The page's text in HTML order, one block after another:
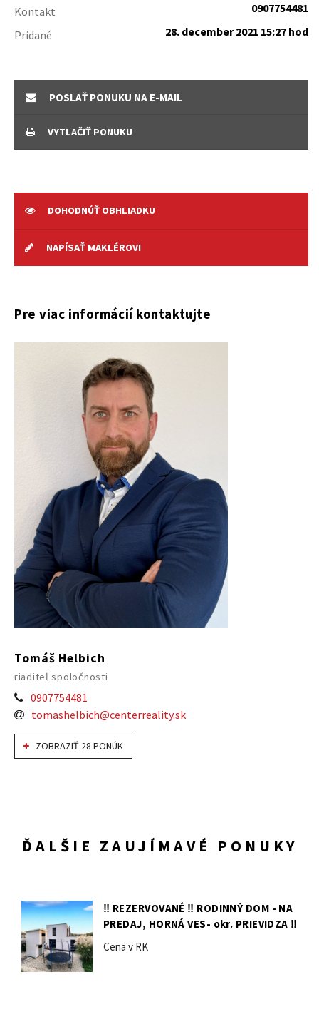
Kontakt
0907754481
Pridané
28. december 2021 15:27 hod
POSLAŤ PONUKU NA E-MAIL
VYTLAČIŤ PONUKU
DOHODNÚŤ OBHLIADKU
NAPÍSAŤ MAKLÉROVI
Pre viac informácií kontaktujte
Tomáš Helbich
riaditeľ spoločnosti
0907754481
tomashelbich@centerreality.sk
ZOBRAZIŤ 28 PONÚK
ĎALŠIE ZAUJÍMAVÉ PONUKY
‼️ REZERVOVANÉ ‼️ RODINNÝ DOM - NA
PREDAJ, HORNÁ VES- okr. PRIEVIDZA ‼
Cena v RK